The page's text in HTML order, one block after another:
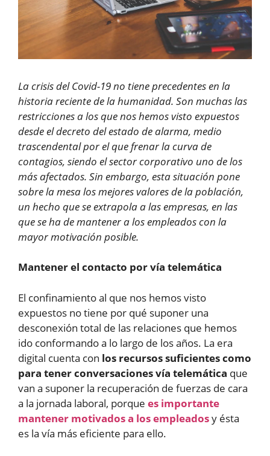
La crisis del Covid-19 no tiene precedentes en la
historia reciente de la humanidad. Son muchas las
restricciones a los que nos hemos visto expuestos
desde el decreto del estado de alarma, medio
trascendental por el que frenar la curva de
contagios, siendo el sector corporativo uno de los
más afectados. Sin embargo, esta situación pone
sobre la mesa los mejores valores de la población,
un hecho que se extrapola a las empresas, en las
que se ha de mantener a los empleados con la
mayor motivación posible.
Mantener el contacto por vía telemática
El confinamiento al que nos hemos visto
expuestos no tiene por qué suponer una
desconexión total de las relaciones que hemos
ido conformando a lo largo de los años. La era
digital cuenta con los recursos suficientes como
para tener conversaciones vía telemática que
van a suponer la recuperación de fuerzas de cara
a la jornada laboral, porque es importante
mantener motivados a los empleadosy ésta
es la vía más eficiente para ello.